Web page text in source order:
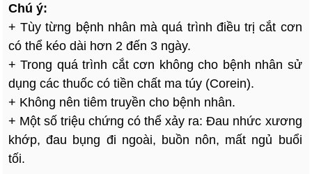
Chú ý:
+ Tùy từng bệnh nhân mà quá trình điều trị cắt cơn
có thể kéo dài hơn 2 đến 3 ngày.
+ Trong quá trình cắt cơn không cho bệnh nhân sử
dụng các thuốc có tiền chất ma túy (Corein).
+ Không nên tiêm truyền cho bệnh nhân.
+ Một số triệu chứng có thể xảy ra: Đau nhức xương
khớp, đau bụng đi ngoài, buồn nôn, mất ngủ buổi
tối.